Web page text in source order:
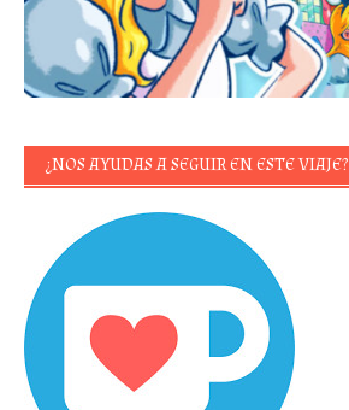
¿NOS AYUDAS A SEGUIR EN ESTE VIAJE?